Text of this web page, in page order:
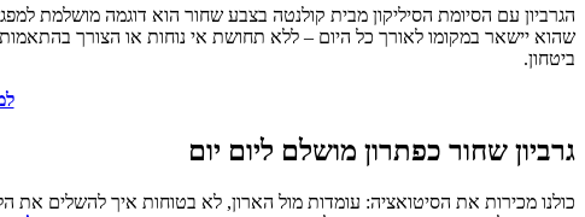
שהוא יישאר במקומו לאורך כל היום – ללא תחושת אי נוחות או הצורך
ביטחון.
גרביון שחור כפתרון מושלם ליום יום
כולנו מכירות את הסיטואציה: עומדות מול הארון, לא בטוחות איך להשלים